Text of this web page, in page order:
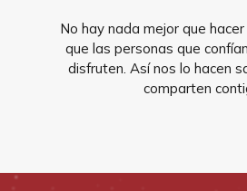
No hay nada mejor que
que las personas que
disfruten. Así nos lo hacen
comparten